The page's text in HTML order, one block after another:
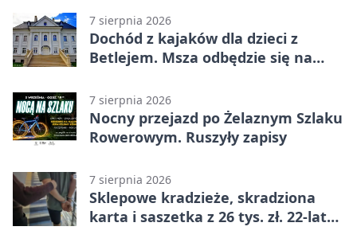
7 sierpnia 2026
Dochód z kajaków dla dzieci z
Betlejem. Msza odbędzie się na
7 sierpnia 2026
Nocny przejazd po Żelaznym Szlaku
Rowerowym. Ruszyły zapisy
7 sierpnia 2026
Sklepowe kradzieże, skradziona
karta i saszetka z 26 tys. zł. 22-latek